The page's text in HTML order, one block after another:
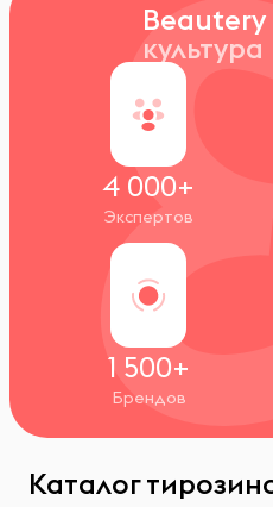
Beautery
4 000+
Экспертов
1 500+
Брендов
Каталог